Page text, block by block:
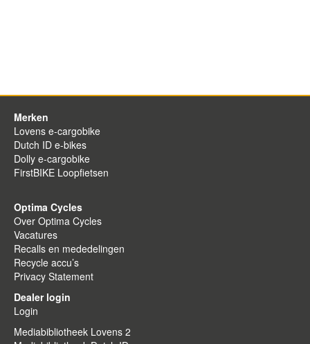
Merken
Lovens e-cargobike
Dutch ID e-bikes
Dolly e-cargobike
FirstBIKE Loopfietsen
Optima Cycles
Over Optima Cycles
Vacatures
Recalls en mededelingen
Recycle accu’s
Privacy Statement
Dealer login
Login
Mediabibliotheek Lovens 2